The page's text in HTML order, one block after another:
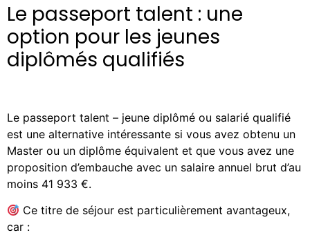
Le passeport talent : une
option pour les jeunes
diplômés qualifiés
Le passeport talent – jeune diplômé ou salarié qualifié
est une alternative intéressante si vous avez obtenu un
Master ou un diplôme équivalent et que vous avez une
proposition d’embauche avec un salaire annuel brut d’au
moins 41 933 €.
Ce titre de séjour est particulièrement avantageux,
car :